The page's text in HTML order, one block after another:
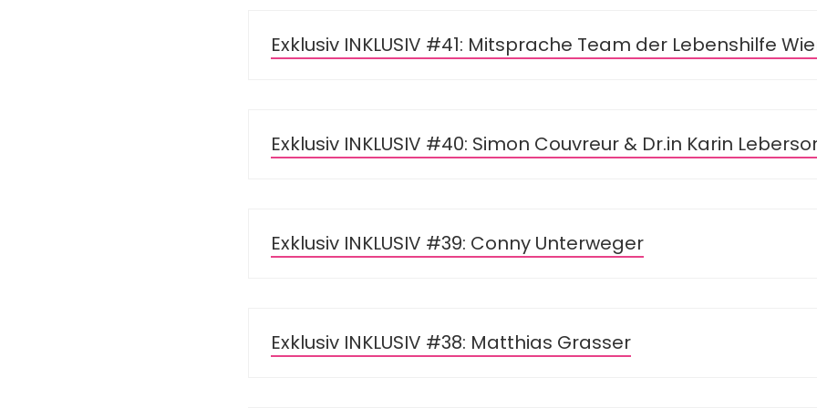
Exklusiv INKLUSIV #41: Mitsprache Team der Lebenshilfe
Exklusiv INKLUSIV #40: Simon Couvreur & Dr.in Karin
Exklusiv INKLUSIV #39: Conny Unterweger
Exklusiv INKLUSIV #38: Matthias Grasser